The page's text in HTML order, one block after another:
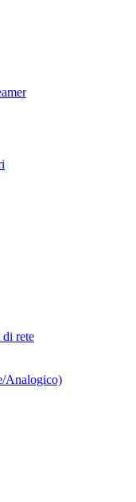
rete
Analogico)